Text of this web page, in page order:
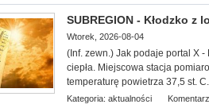
SUBREGION - Kłodzko z
Wtorek, 2026-08-04
(Inf. zewn.) Jak podaje portal X -
ciepła. Miejscowa stacja
temperaturę powietrza 37,5 st.
Kategoria: aktualności